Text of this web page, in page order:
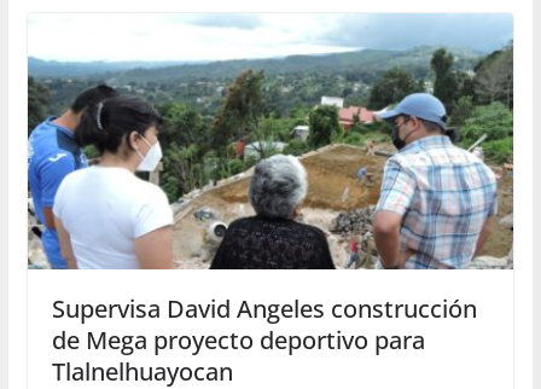
Supervisa David Angeles construcción
de Mega proyecto deportivo para
Tlalnelhuayocan